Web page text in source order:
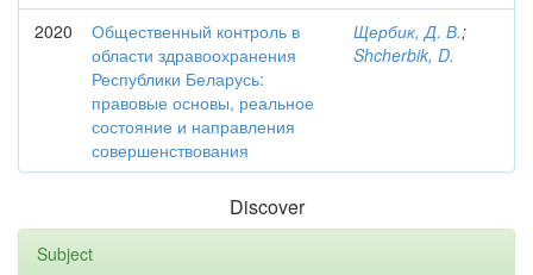
2020
Общественный контроль в
области здравоохранения
Республики Беларусь:
правовые основы, реальное
состояние и направления
совершенствования
Щербик, Д. В.;
Shcherbik, D.
Discover
Subject